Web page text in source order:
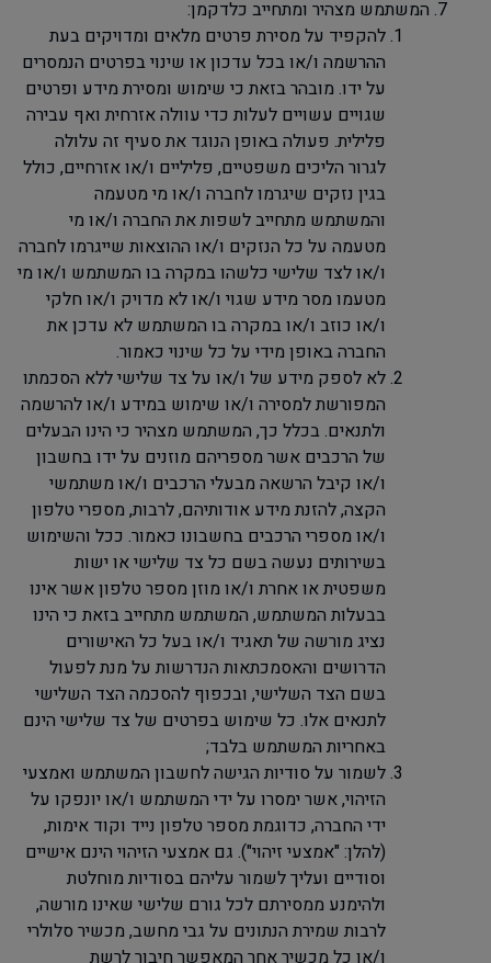
המשתמש מצהיר ומתחייב כלדקמן:
להקפיד על מסירת פרטים מלאים ומדויקים בעת
ההרשמה ו/או בכל עדכון או שינוי בפרטים הנמסרים
על ידו. מובהר בזאת כי שימוש ומסירת מידע ופרטים
שגויים עשויים לעלות כדי עוולה אזרחית ואף עבירה
פלילית. פעולה באופן הנוגד את סעיף זה עלולה
לגרור הליכים משפטיים, פליליים ו/או אזרחיים, כולל
בגין נזקים שיגרמו לחברה ו/או מי מטעמה
והמשתמש מתחייב לשפות את החברה ו/או מי
מטעמה על כל הנזקים ו/או ההוצאות שייגרמו לחברה
ו/או לצד שלישי כלשהו במקרה בו המשתמש ו/או מי
מטעמו מסר מידע שגוי ו/או לא מדויק ו/או חלקי
ו/או כוזב ו/או במקרה בו המשתמש לא עדכן את
החברה באופן מידי על כל שינוי כאמור.
לא לספק מידע של ו/או על צד שלישי ללא הסכמתו
המפורשת למסירה ו/או שימוש במידע ו/או להרשמה
ולתנאים. בכלל כך, המשתמש מצהיר כי הינו הבעלים
של הרכבים אשר מספריהם מוזנים על ידו בחשבון
ו/או קיבל הרשאה מבעלי הרכבים ו/או משתמשי
הקצה, להזנת מידע אודותיהם, לרבות, מספרי טלפון
ו/או מספרי הרכבים בחשבונו כאמור. ככל והשימוש
בשירותים נעשה בשם כל צד שלישי או ישות
משפטית או אחרת ו/או מוזן מספר טלפון אשר אינו
בבעלות המשתמש, המשתמש מתחייב בזאת כי הינו
נציג מורשה של תאגיד ו/או בעל כל האישורים
הדרושים והאסמכתאות הנדרשות על מנת לפעול
בשם הצד השלישי, ובכפוף להסכמה הצד השלישי
לתנאים אלו. כל שימוש בפרטים של צד שלישי הינם
באחריות המשתמש בלבד;
לשמור על סודיות הגישה לחשבון המשתמש ואמצעי
הזיהוי, אשר ימסרו על ידי המשתמש ו/או יונפקו על
ידי החברה, כדוגמת מספר טלפון נייד וקוד אימות,
(להלן: "אמצעי זיהוי"). גם אמצעי הזיהוי הינם אישיים
וסודיים ועליך לשמור עליהם בסודיות מוחלטת
ולהימנע ממסירתם לכל גורם שלישי שאינו מורשה,
לרבות שמירת הנתונים על גבי מחשב, מכשיר סלולרי
ו/או כל מכשיר אחר המאפשר חיבור לרשת